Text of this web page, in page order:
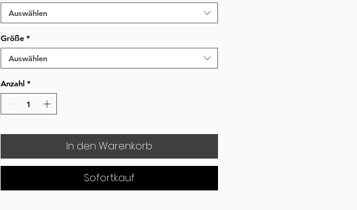
Auswählen
Größe *
Auswählen
Anzahl *
In den Warenkorb
Sofortkauf